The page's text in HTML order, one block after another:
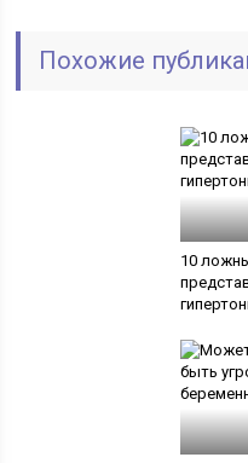
Похожие
10